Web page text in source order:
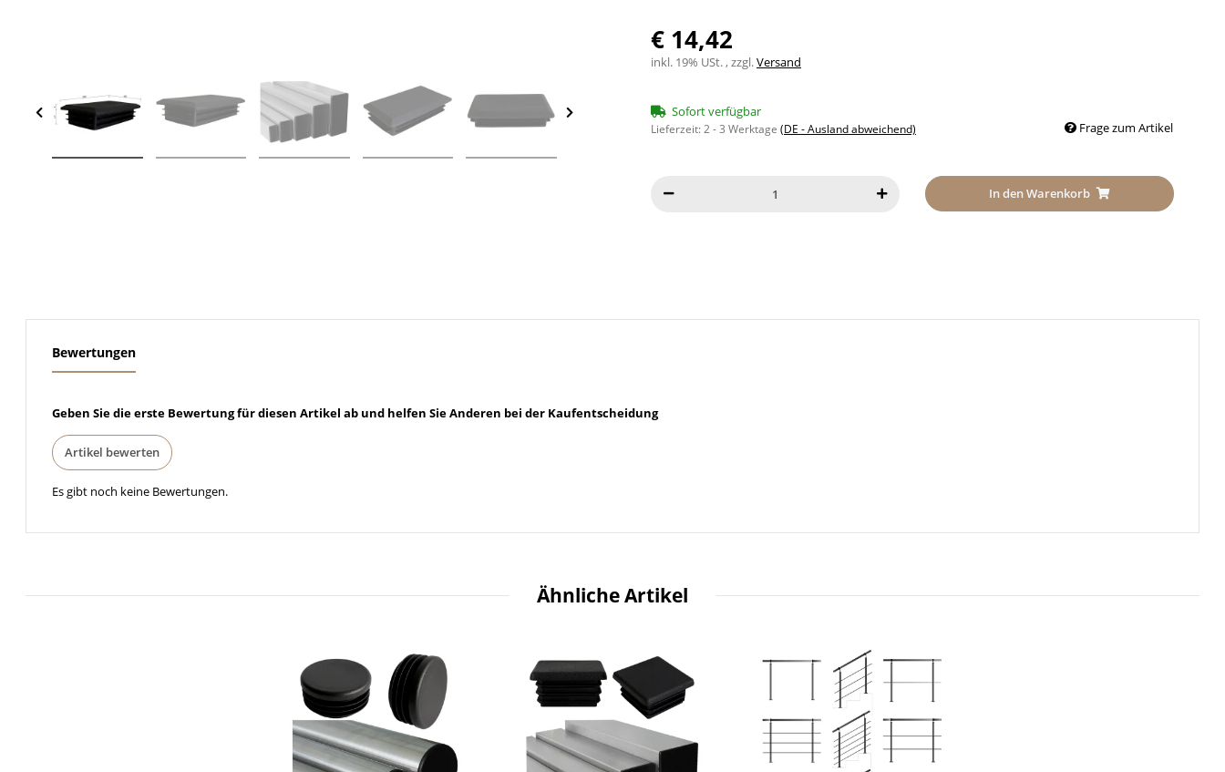
€ 14,42
inkl. 19% USt. , zzgl.Versand
Sofort verfügbar
Lieferzeit:2 - 3 Werktage (DE - Ausland abweichend) Frage zum Artikel
In den Warenkorb
Bewertungen
Geben Sie die erste Bewertung für diesen Artikel ab und helfen Sie Anderen bei der Kaufentscheidung
Artikel bewerten
Es gibt noch keine Bewertungen.
Ähnliche Artikel